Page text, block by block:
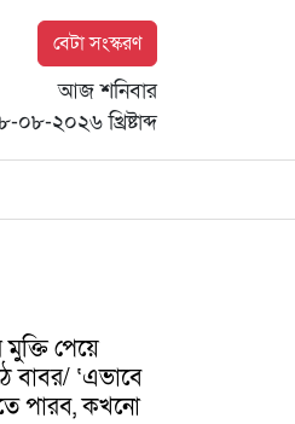
বেটা সংস্করণ
আজ শনিবার
০৮-২০২৬ খ্রিষ্টাব্দ
পেয়ে
বাবর/ ‘এভাবে
পারব, কখনো